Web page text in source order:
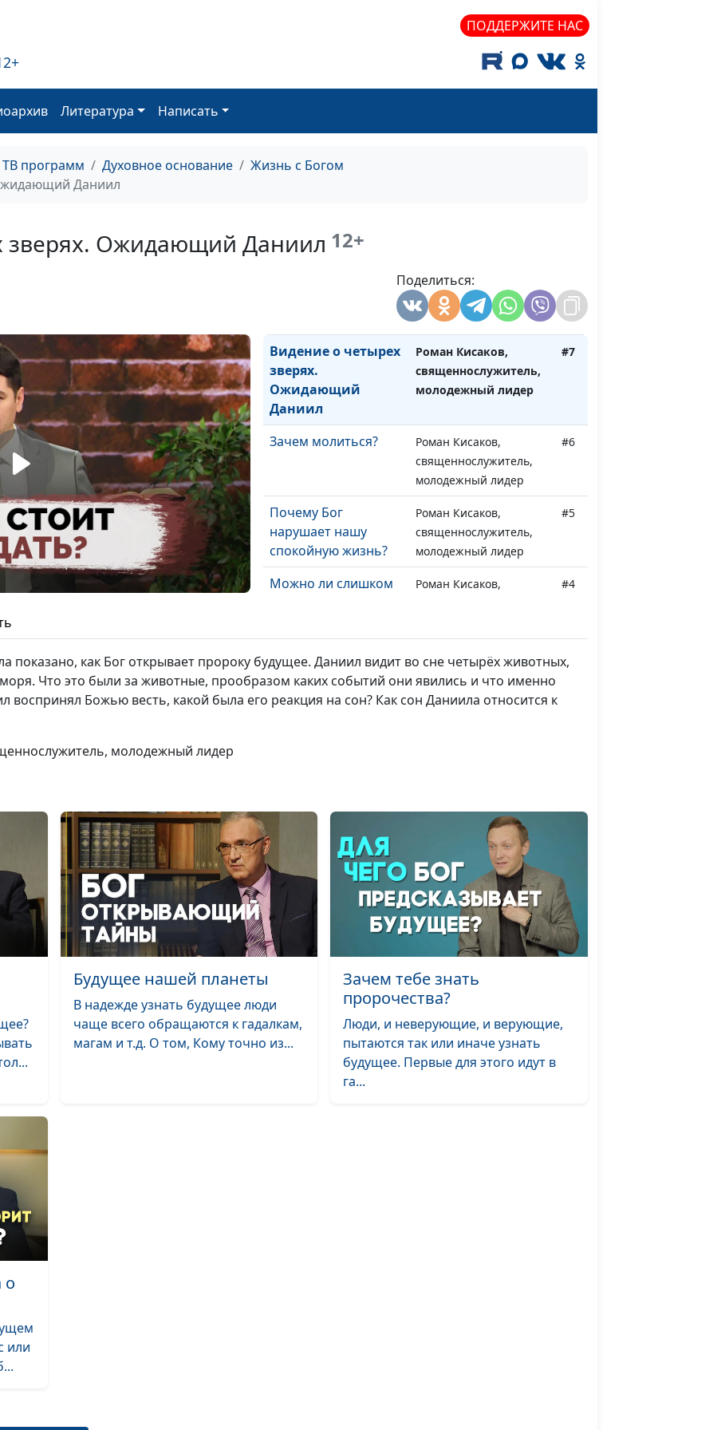
ПОДДЕРЖИТЕ НАС
Литература Написать
программ Духовное основание
Жизнь с Богом
Даниил
зверях. Ожидающий Даниил 12+
Поделиться:
молодежный лидер
Роман Кисаков,
священнослужитель,
молодежный лидер
Богом.
Противостояние
священнослужитель,
очищение
Роман Кисаков,
священнослужитель,
молодежный лидер
Видение о четырех
зверях.
Ожидающий
Даниил
Роман Кисаков,
священнослужитель,
молодежный лидер
#7
Зачем молиться?
Роман Кисаков,
священнослужитель,
молодежный лидер
#6
Почему Бог
нарушает нашу
спокойную жизнь?
Роман Кисаков,
священнослужитель,
молодежный лидер
#5
Можно ли слишком
Роман Кисаков,
#4
Как не бояться
настоящего и
Роман Кисаков,
священнослужитель,
молодежный лидер
молодых?
священнослужитель,
молодежный лидер
показано, как Бог открывает пророку будущее. Даниил видит во сне четырёх животных,
Что это были за животные, прообразом каких событий они явились и что именно
воспринял Божью весть, какой была его реакция на сон? Как сон Даниила относится к
молодежный лидер
Будущее нашей планеты
В надежде узнать будущее люди
чаще всего обращаются к гадалкам,
магам и т.д. О том, Кому точно из...
Зачем тебе знать
пророчества?
Люди, и неверующие, и верующие,
пытаются так или иначе узнать
будущее. Первые для этого идут в
га...
о
или